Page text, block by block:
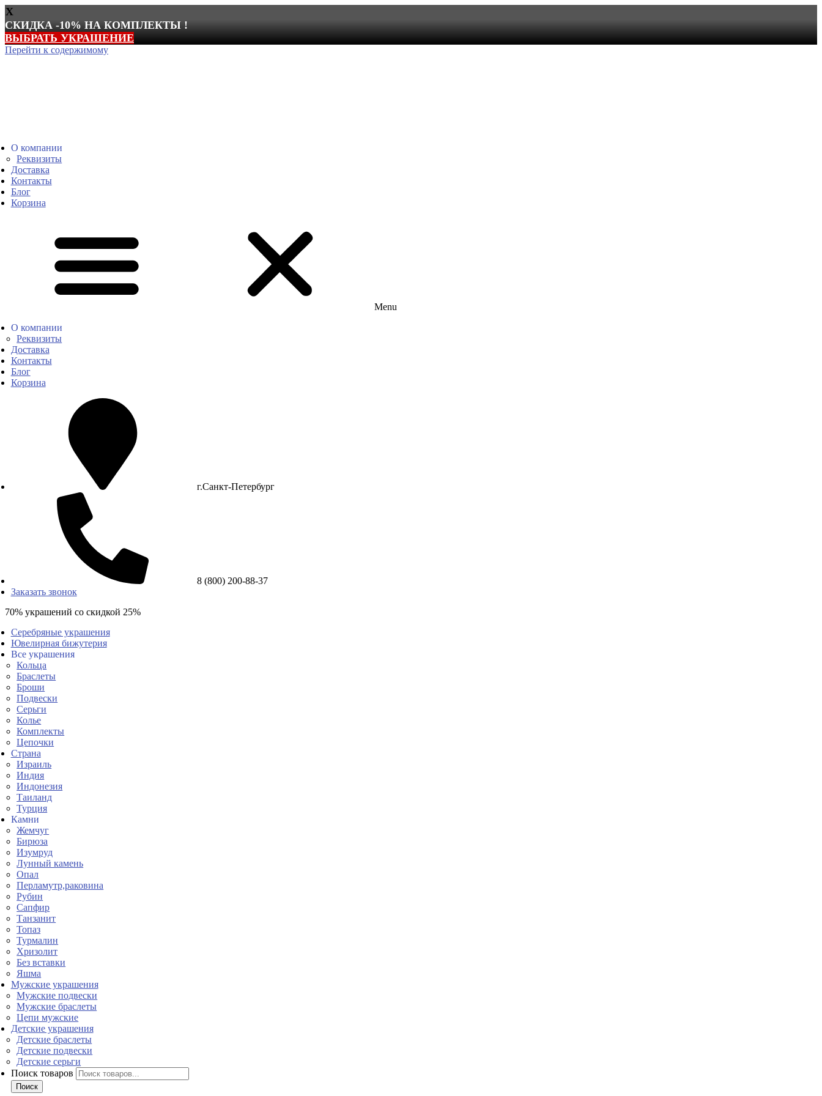
X
СКИДКА -10% НА КОМПЛЕКТЫ !
ВЫБРАТЬ УКРАШЕНИЕ
Перейти к содержимому
О компании
Реквизиты
Доставка
Контакты
Блог
Корзина
Menu
О компании
Реквизиты
Доставка
Контакты
Блог
Корзина
г.Санкт-Петербург
8 (800) 200-88-37
Заказать звонок
70% украшений со скидкой 25%
Серебряные украшения
Ювелирная бижутерия
Все украшения
Кольца
Браслеты
Броши
Подвески
Серьги
Колье
Комплекты
Цепочки
Страна
Израиль
Индия
Индонезия
Таиланд
Турция
Камни
Жемчуг
Бирюза
Изумруд
Лунный камень
Опал
Перламутр,раковина
Рубин
Сапфир
Танзанит
Топаз
Турмалин
Хризолит
Без вставки
Яшма
Мужские украшения
Мужские подвески
Мужские браслеты
Цепи мужские
Детские украшения
Детские браслеты
Детские подвески
Детские серьги
Поиск товаров
Поиск